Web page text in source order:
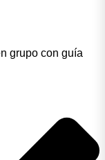
grupo con guía